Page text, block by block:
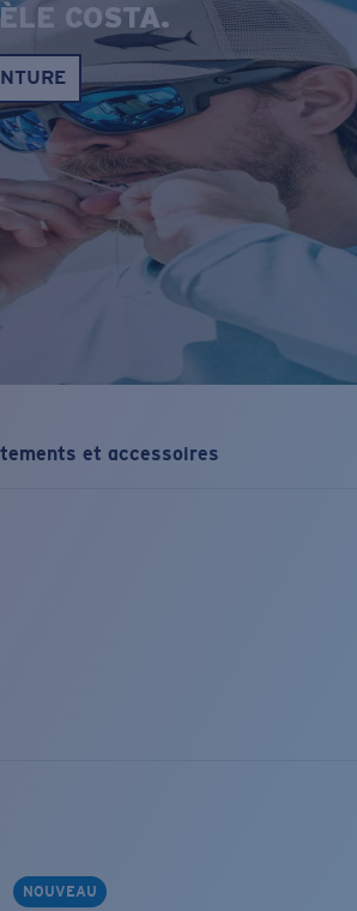
COSTA.
et accessoires
NOUVEAU